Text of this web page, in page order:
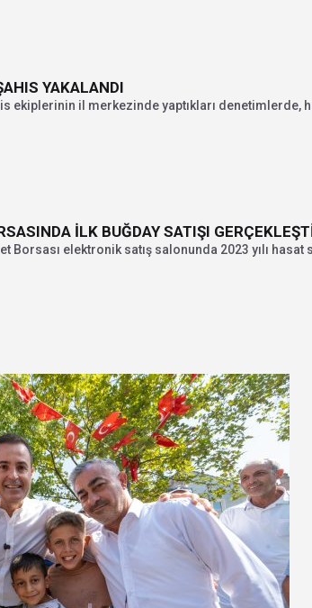
YAKALANDI
ekiplerinin il merkezinde yaptıkları denetimlerde,
İLK BUĞDAY SATIŞI
Borsası elektronik satış salonunda 2023 yılı hasat